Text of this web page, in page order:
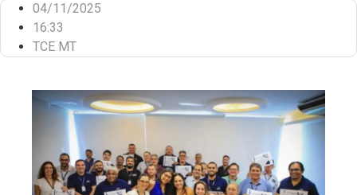
04/11/2025
16:33
TCE MT